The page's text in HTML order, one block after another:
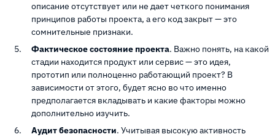
описание отсутствует или не дает четкого понимания
принципов работы проекта, а его код закрыт — это
сомнительные признаки.
Фактическое состояние проекта. Важно понять, на какой
стадии находится продукт или сервис — это идея,
прототип или полноценно работающий проект? В
зависимости от этого, будет ясно во что именно
предполагается вкладывать и какие факторы можно
дополнительно изучить.
Аудит безопасности. Учитывая высокую активность